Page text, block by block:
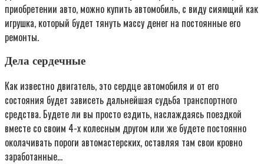
приобретении авто, можно купить автомобиль, с виду сияющий как
игрушка, который будет тянуть массу денег на постоянные его
ремонты.
Дела сердечные
Как известно двигатель, это сердце автомобиля и от его
состояния будет зависеть дальнейшая судьба транспортного
средства. Будете ли вы просто ездить, наслаждаясь поездкой
вместе со своим 4-х колесным другом или же будете постоянно
околачивать пороги автомастерских, оставляя там свои кровно
заработанные…